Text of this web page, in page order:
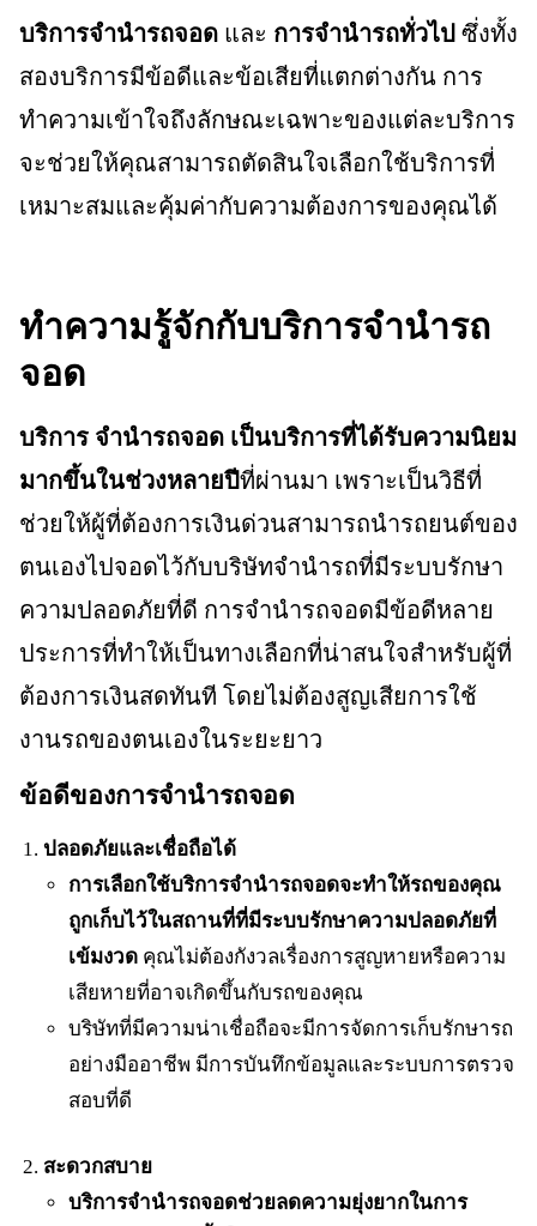
บริการจำนำรถจอด และ การจำนำรถทั่วไป ซึ่งทั้ง
สองบริการมีข้อดีและข้อเสียที่แตกต่างกัน การ
ทำความเข้าใจถึงลักษณะเฉพาะของแต่ละบริการ
จะช่วยให้คุณสามารถตัดสินใจเลือกใช้บริการที่
เหมาะสมและคุ้มค่ากับความต้องการของคุณได้
ทำความรู้จักกับบริการจำนำรถ
จอด
บริการ จำนำรถจอด เป็นบริการที่ได้รับความนิยม
มากขึ้นในช่วงหลายปีที่ผ่านมา เพราะเป็นวิธีที่
ช่วยให้ผู้ที่ต้องการเงินด่วนสามารถนำรถยนต์ของ
ตนเองไปจอดไว้กับบริษัทจำนำรถที่มีระบบรักษา
ความปลอดภัยที่ดี การจำนำรถจอดมีข้อดีหลาย
ประการที่ทำให้เป็นทางเลือกที่น่าสนใจสำหรับผู้ที่
ต้องการเงินสดทันที โดยไม่ต้องสูญเสียการใช้
งานรถของตนเองในระยะยาว
ข้อดีของการจำนำรถจอด
ปลอดภัยและเชื่อถือได้
การเลือกใช้บริการจำนำรถจอดจะทำให้รถของคุณ
ถูกเก็บไว้ในสถานที่ที่มีระบบรักษาความปลอดภัยที่
เข้มงวดคุณไม่ต้องกังวลเรื่องการสูญหายหรือความ
เสียหายที่อาจเกิดขึ้นกับรถของคุณ
บริษัทที่มีความน่าเชื่อถือจะมีการจัดการเก็บรักษารถ
อย่างมืออาชีพ มีการบันทึกข้อมูลและระบบการตรวจ
สอบที่ดี
สะดวกสบาย
บริการจำนำรถจอดช่วยลดความยุ่งยากในการ